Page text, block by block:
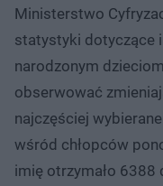
Ministerstwo
statystyki dotyczące
narodzonym
obserwować
najczęściej
wśród chłopców
imię otrzymało 6388